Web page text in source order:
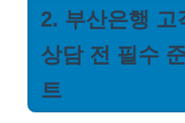
2. 부산은행 고
상담 전 필수
트